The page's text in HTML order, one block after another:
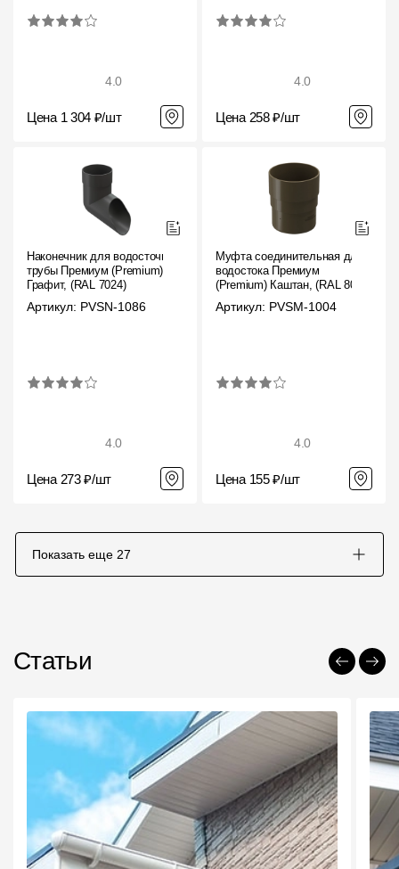
4.0
Цена 1 304 ₽/шт
4.0
Цена 258 ₽/шт
Наконечник для водосточной
трубы Премиум (Premium)
Графит, (RAL 7024)
Артикул: PVSN-1086
4.0
Цена 273 ₽/шт
Муфта соединительная для
водостока Премиум
(Premium) Каштан, (RAL 8017)
Артикул: PVSM-1004
4.0
Цена 155 ₽/шт
Показать еще 27
Статьи